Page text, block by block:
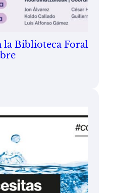
la Biblioteca Foral